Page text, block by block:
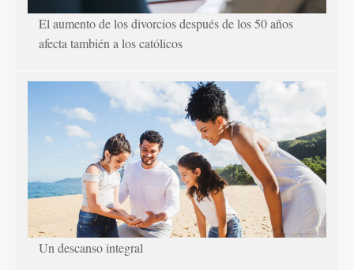
El aumento de los divorcios después de los 50 años
afecta también a los católicos
Un descanso integral